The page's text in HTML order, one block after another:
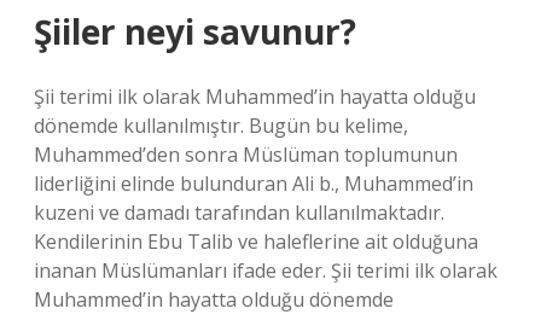
Şiiler neyi savunur?
Şii terimi ilk olarak Muhammed’in hayatta olduğu
dönemde kullanılmıştır. Bugün bu kelime,
Muhammed’den sonra Müslüman toplumunun
liderliğini elinde bulunduran Ali b., Muhammed’in
kuzeni ve damadı tarafından kullanılmaktadır.
Kendilerinin Ebu Talib ve haleflerine ait olduğuna
inanan Müslümanları ifade eder. Şii terimi ilk olarak
Muhammed’in hayatta olduğu dönemde